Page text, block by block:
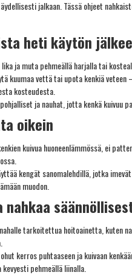
jalkaan. Tässä ohjeet
heti käytön
ja muta pehmeällä harjalla tai
kuumaa vettä tai upota kenkiä veteen
kosteudesta.
ja nauhat, jotta kenkä kuivuu
oikein
kuivua huoneenlämmössä, ei
kengät sanomalehdillä, jotka
muodon.
nahkaa
tarkoitettua hoitoainetta, kuten
kerros puhtaaseen ja kuivaan
pehmeällä liinalla.